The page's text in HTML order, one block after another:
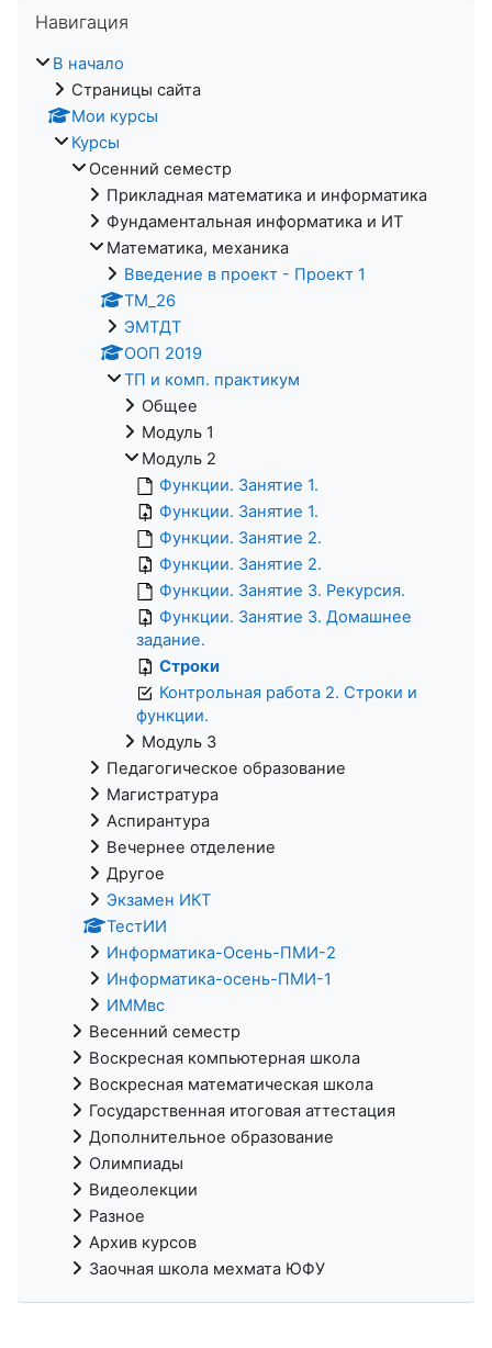
Навигация
В начало
Страницы сайта
Мои курсы
Курсы
Осенний семестр
Прикладная математика и информатика
Фундаментальная информатика и ИТ
Математика, механика
Введение в проект - Проект 1
ТМ_26
ЭМТДТ
ООП 2019
ТП и комп. практикум
Общее
Модуль 1
Модуль 2
Функции. Занятие 1.
Функции. Занятие 1.
Функции. Занятие 2.
Функции. Занятие 2.
Функции. Занятие 3. Рекурсия.
Функции. Занятие 3. Домашнее
задание.
Строки
Контрольная работа 2. Строки и
функции.
Модуль 3
Педагогическое образование
Магистратура
Аспирантура
Вечернее отделение
Другое
Экзамен ИКТ
ТестИИ
Информатика-Осень-ПМИ-2
Информатика-осень-ПМИ-1
ИММвс
Весенний семестр
Воскресная компьютерная школа
Воскресная математическая школа
Государственная итоговая аттестация
Дополнительное образование
Олимпиады
Видеолекции
Разное
Архив курсов
Заочная школа мехмата ЮФУ